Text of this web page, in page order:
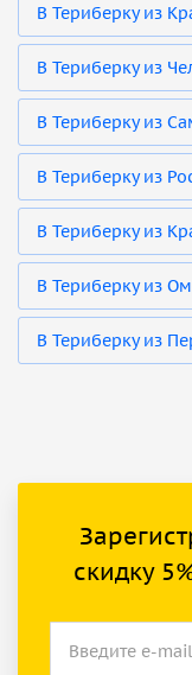
В Териберку из
В Териберку из
В Териберку из
В Териберку из
В Териберку из
В Териберку из
В Териберку из
скидку